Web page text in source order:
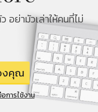
อย่ามัวเล่าให้คนที่ไม่
งคุณ
การใช้งาน